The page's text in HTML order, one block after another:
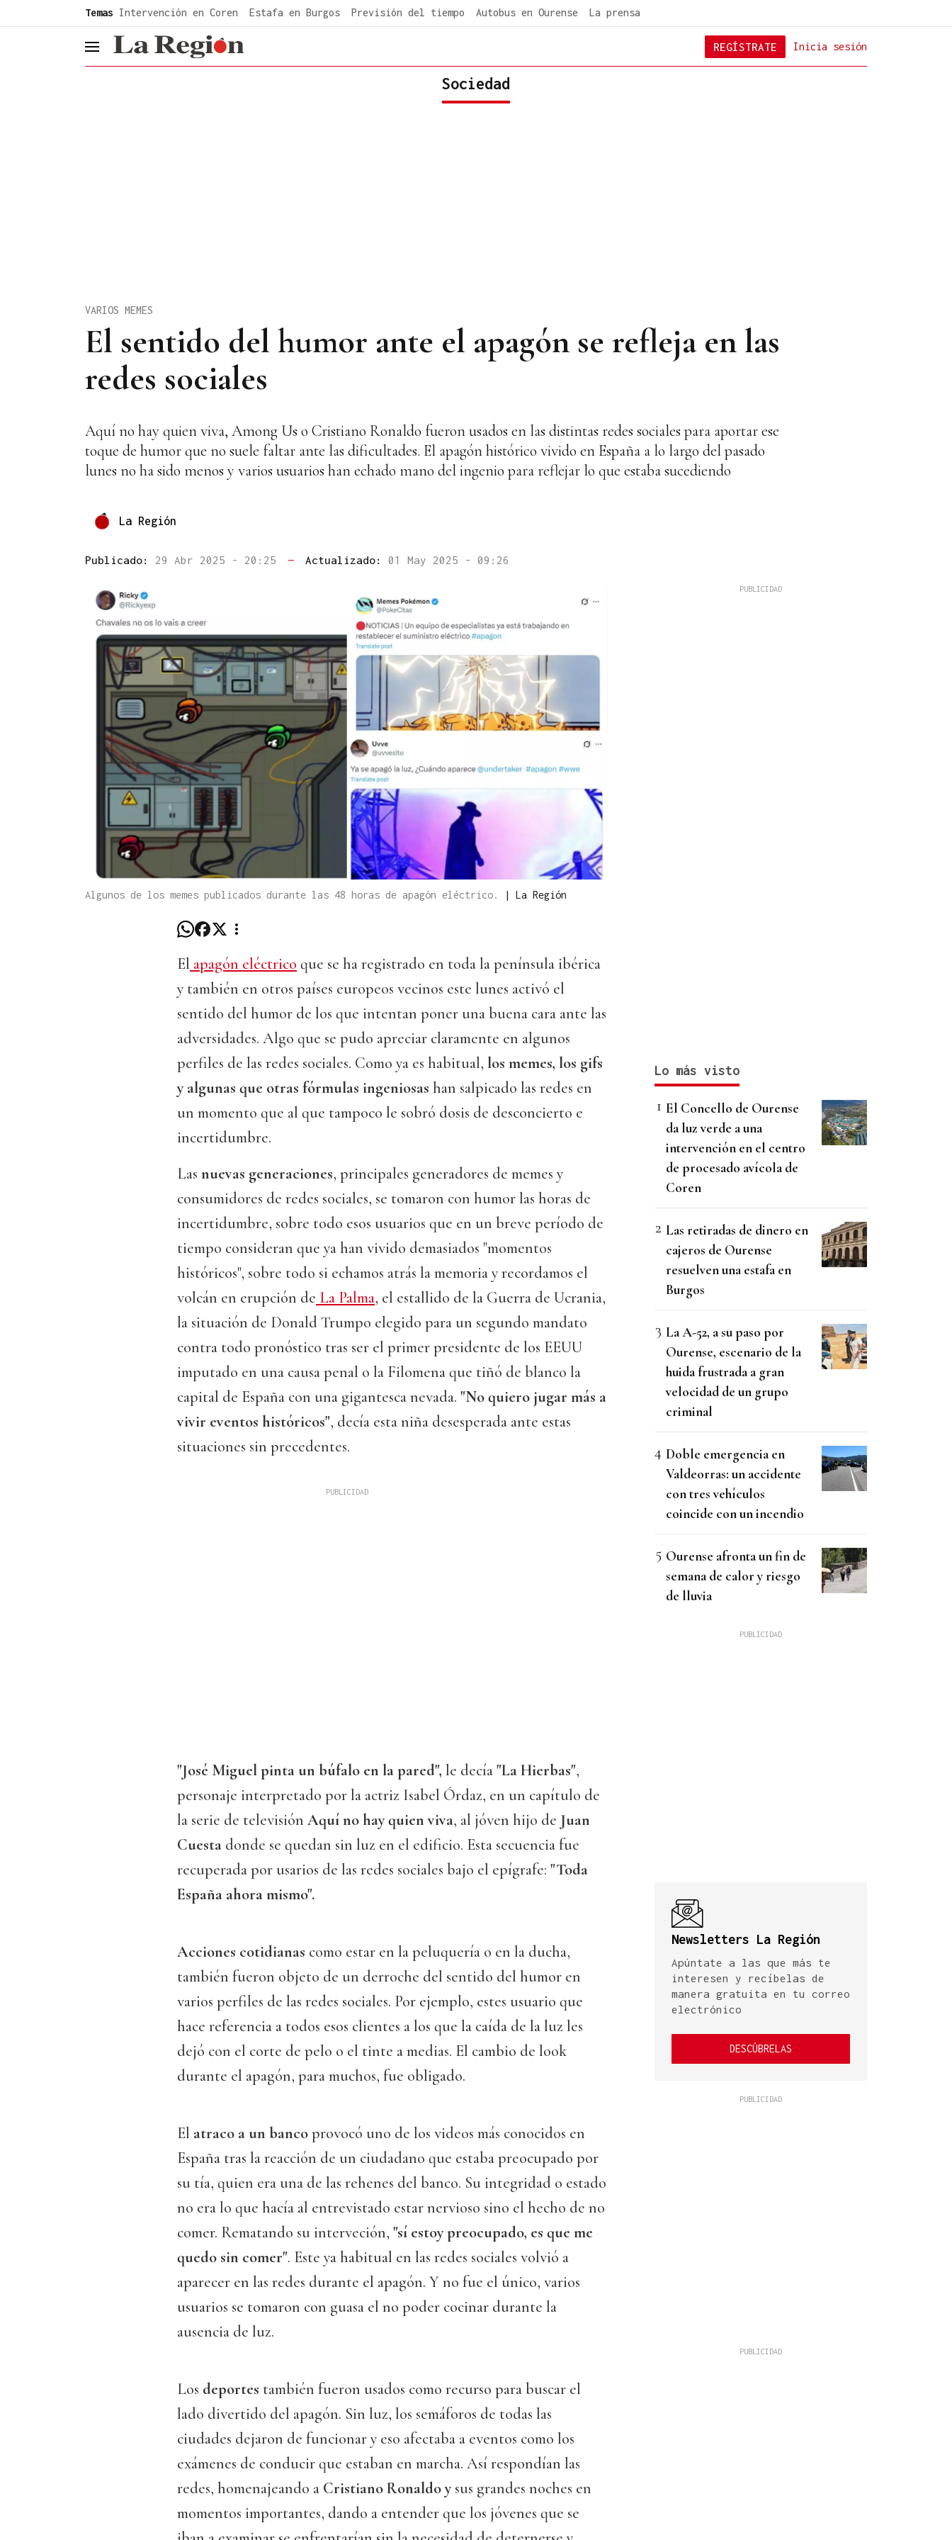
Temas Intervención en Coren Estafa en Burgos Previsión del tiempo Autobus en Ourense La prensa
header.menu.open Inicia sesión
REGÍSTRATE
Sociedad
El sentido del humor ante el apagón se refleja en las
redes sociales
VARIOS MEMES
Aquí no hay quien viva, Among Us o Cristiano Ronaldo fueron usados en las distintas redes sociales para aportar ese
toque de humor que no suele faltar ante las dificultades. El apagón histórico vivido en España a lo largo del pasado
lunes no ha sido menos y varios usuarios han echado mano del ingenio para reflejar lo que estaba sucediendo
La Región
Publicado: 29 Abr 2025 - 20:25 — Actualizado: 01 May 2025 - 09:26
Algunos de los memes publicados durante las 48 horas de apagón eléctrico. | La Región
El apagón eléctrico que se ha registrado en toda la península ibérica
y también en otros países europeos vecinos este lunes activó el
sentido del humor de los que intentan poner una buena cara ante las
adversidades. Algo que se pudo apreciar claramente en algunos
perfiles de las redes sociales. Como ya es habitual, los memes, los gifs
y algunas que otras fórmulas ingeniosas han salpicado las redes en
un momento que al que tampoco le sobró dosis de desconcierto e
incertidumbre.
Las nuevas generaciones, principales generadores de memes y
consumidores de redes sociales, se tomaron con humor las horas de
incertidumbre, sobre todo esos usuarios que en un breve período de
tiempo consideran que ya han vivido demasiados "momentos
históricos", sobre todo si echamos atrás la memoria y recordamos el
volcán en erupción de La Palma, el estallido de la Guerra de Ucrania,
la situación de Donald Trumpo elegido para un segundo mandato
contra todo pronóstico tras ser el primer presidente de los EEUU
imputado en una causa penal o la Filomena que tiñó de blanco la
capital de España con una gigantesca nevada. "No quiero jugar más a
vivir eventos históricos", decía esta niña desesperada ante estas
situaciones sin precedentes.
"José Miguel pinta un búfalo en la pared", le decía"La Hierbas",
personaje interpretado por la actriz Isabel Órdaz, en un capítulo de
la serie de televisión Aquí no hay quien viva, al jóven hijo de Juan
Cuesta donde se quedan sin luz en el edificio. Esta secuencia fue
recuperada por usarios de las redes sociales bajo el epígrafe: "Toda
España ahora mismo".
Acciones cotidianas como estar en la peluquería o en la ducha,
también fueron objeto de un derroche del sentido del humor en
varios perfiles de las redes sociales. Por ejemplo, estes usuario que
hace referencia a todos esos clientes a los que la caída de la luz les
dejó con el corte de pelo o el tinte a medias. El cambio de look
durante el apagón, para muchos, fue obligado.
El atraco a un bancoprovocó uno de los videos más conocidos en
España tras la reacción de un ciudadano que estaba preocupado por
su tía, quien era una de las rehenes del banco. Su integridad o estado
no era lo que hacía al entrevistado estar nervioso sino el hecho de no
comer. Rematando su interveción, "sí estoy preocupado, es que me
quedo sin comer". Este ya habitual en las redes sociales volvió a
aparecer en las redes durante el apagón. Y no fue el único, varios
usuarios se tomaron con guasa el no poder cocinar durante la
ausencia de luz.
Los deportes también fueron usados como recurso para buscar el
lado divertido del apagón. Sin luz, los semáforos de todas las
ciudades dejaron de funcionar y eso afectaba a eventos como los
exámenes de conducir que estaban en marcha. Así respondían las
redes, homenajeando a Cristiano Ronaldo ysus grandes noches en
momentos importantes, dando a entender que los jóvenes que se
Lo más visto
El Concello de Ourense
da luz verde a una
intervención en el centro
de procesado avícola de
Coren
Las retiradas de dinero en
cajeros de Ourense
resuelven una estafa en
Burgos
La A-52, a su paso por
Ourense, escenario de la
huida frustrada a gran
velocidad de un grupo
criminal
Doble emergencia en
Valdeorras: un accidente
con tres vehículos
coincide con un incendio
Ourense afronta un fin de
semana de calor y riesgo
de lluvia
Newsletters La Región
Apúntate a las que más te
interesen y recíbelas de
manera gratuita en tu correo
electrónico
DESCÚBRELAS